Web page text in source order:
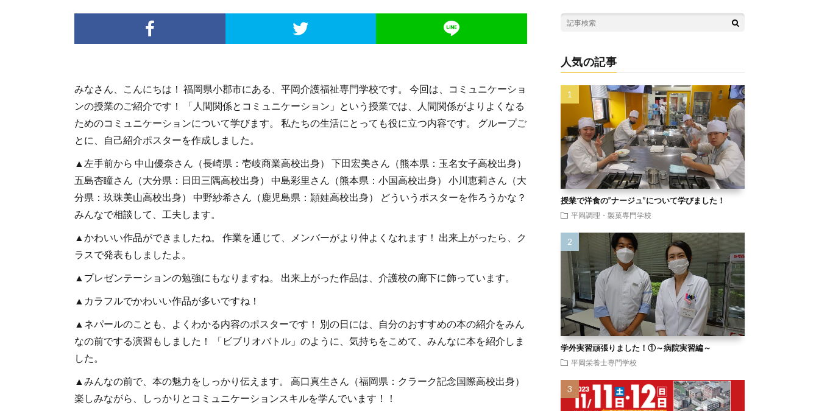
みなさん、こんにちは！ 福岡県小郡市にある、平岡介護福祉専門学校です。 今回は、コミュニケーショ
ンの授業のご紹介です！ 「人間関係とコミュニケーション」という授業では、人間関係がよりよくなる
ためのコミュニケーションについて学びます。 私たちの生活にとっても役に立つ内容です。 グループご
とに、自己紹介ポスターを作成しました。
▲左手前から 中山優奈さん（長崎県：壱岐商業高校出身） 下田宏美さん（熊本県：玉名女子高校出身）
五島杏瞳さん（大分県：日田三隅高校出身） 中島彩里さん（熊本県：小国高校出身） 小川恵莉さん（大
分県：玖珠美山高校出身） 中野紗希さん（鹿児島県：頴娃高校出身） どういうポスターを作ろうかな？
みんなで相談して、工夫します。
▲かわいい作品ができましたね。 作業を通じて、メンバーがより仲よくなれます！ 出来上がったら、ク
ラスで発表もしましたよ。
▲プレゼンテーションの勉強にもなりますね。 出来上がった作品は、介護校の廊下に飾っています。
▲カラフルでかわいい作品が多いですね！
▲ネパールのことも、よくわかる内容のポスターです！ 別の日には、自分のおすすめの本の紹介をみん
なの前でする演習もしました！ 「ビブリオバトル」のように、気持ちをこめて、みんなに本を紹介しま
した。
▲みんなの前で、本の魅力をしっかり伝えます。 高口真生さん（福岡県：クラーク記念国際高校出身）
楽しみながら、しっかりとコミュニケーションスキルを学んでいます！！
人気の記事
授業で洋食の”ナージュ”について学びました！
平岡調理・製菓専門学校
学外実習頑張りました！①～病院実習編～
平岡栄養士専門学校